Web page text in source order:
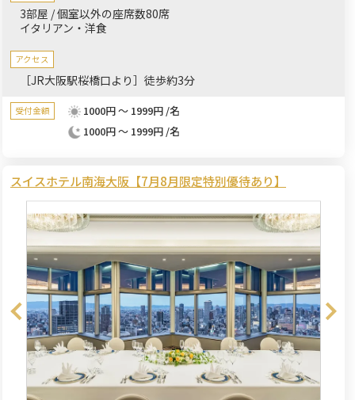
3部屋 / 個室以外の座席数80席
イタリアン・洋食
アクセス
［JR大阪駅桜橋口より］徒歩約3分
受付金額
1000円 ～ 1999円 /名
1000円 ～ 1999円 /名
スイスホテル南海大阪【7月8月限定特別優待あり】